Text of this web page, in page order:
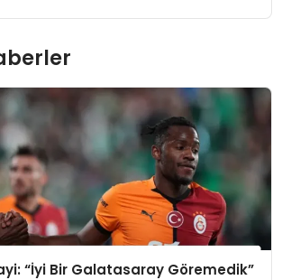
“İyi Bir Galatasaray Göremedik”